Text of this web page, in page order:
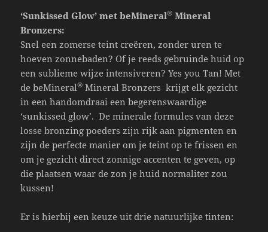
‘Sunkissed Glow’ met beMineral® Mineral
Bronzers:
Snel een zomerse teint creëren, zonder uren te
hoeven zonnebaden? Of je reeds gebruinde huid op
een sublieme wijze intensiveren? Yes you Tan! Met
de beMineral® Mineral Bronzers krijgt elk gezicht
in een handomdraai een begerenswaardige
‘sunkissed glow’. De minerale formules van deze
losse bronzing poeders zijn rijk aan pigmenten en
zijn de perfecte manier om je teint op te frissen en
om je gezicht direct zonnige accenten te geven, op
die plaatsen waar de zon je huid normaliter zou
kussen!
Er is hierbij een keuze uit drie natuurlijke tinten: